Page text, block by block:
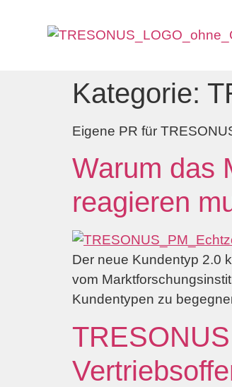
Kategorie:
Eigene PR für
Warum das
reagieren
Der neue Kundentyp 2.0
vom
Kundentypen zu